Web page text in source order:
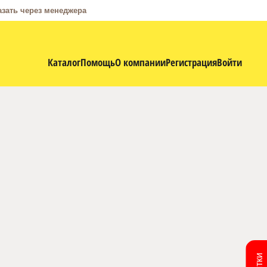
через менеджера
КаталогПомощьО компанииРегистрацияВойти